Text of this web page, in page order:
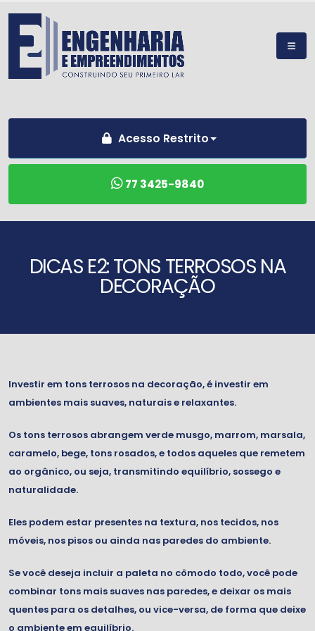
Acesso Restrito
77 3425-9840
DICAS E2: TONS TERROSOS NA
DECORAÇÃO
Investir em tons terrosos na decoração, é investir em
ambientes mais suaves, naturais e relaxantes.
Os tons terrosos abrangem verde musgo, marrom, marsala,
caramelo, bege, tons rosados, e todos aqueles que remetem
ao orgânico, ou seja, transmitindo equilíbrio, sossego e
naturalidade.
Eles podem estar presentes na textura, nos tecidos, nos
móveis, nos pisos ou ainda nas paredes do ambiente.
Se você deseja incluir a paleta no cômodo todo, você pode
combinar tons mais suaves nas paredes, e deixar os mais
quentes para os detalhes, ou vice-versa, de forma que deixe
o ambiente em equilíbrio.